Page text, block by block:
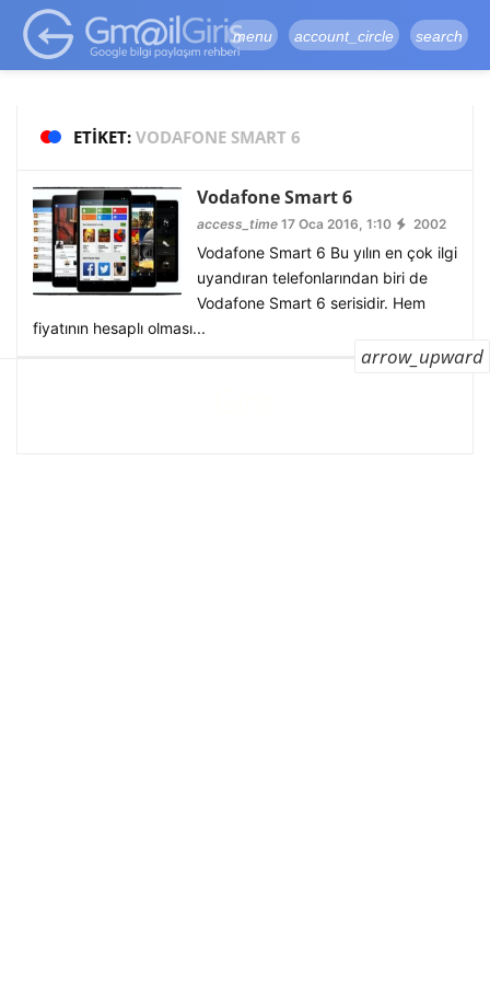
google-site-
verification=vqSI0upH550kabR5X8xpjMYieaXmuBueYgCJBW3uetM
menu account_circle search
ETIKET: VODAFONE SMART 6
Vodafone Smart 6
access_time17 Oca 2016, 1:10 2002
Vodafone Smart 6 Bu yılın en çok ilgi
uyandıran telefonlarından biri de
Vodafone Smart 6 serisidir. Hem
fiyatının hesaplı olması...
arrow_upward